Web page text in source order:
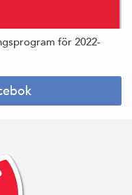
för 2022-